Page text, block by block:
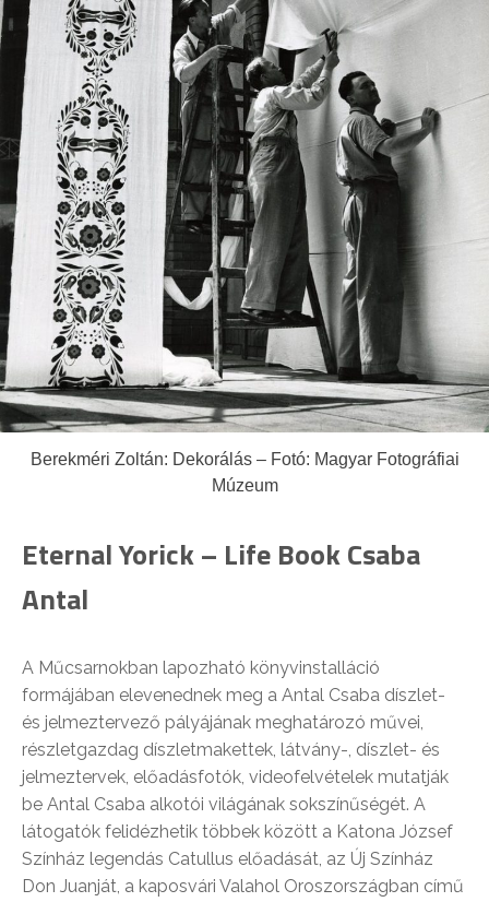
Berekméri Zoltán: Dekorálás – Fotó: Magyar Fotográfiai
Múzeum
Eternal Yorick – Life Book Csaba
Antal
A Műcsarnokban lapozható könyvinstalláció
formájában elevenednek meg a Antal Csaba díszlet-
és jelmeztervező pályájának meghatározó művei,
részletgazdag díszletmakettek, látvány-, díszlet- és
jelmeztervek, előadásfotók, videofelvételek mutatják
be Antal Csaba alkotói világának sokszínűségét. A
látogatók felidézhetik többek között a Katona József
Színház legendás Catullus előadását, az Új Színház
Don Juanját, a kaposvári Valahol Oroszországban című